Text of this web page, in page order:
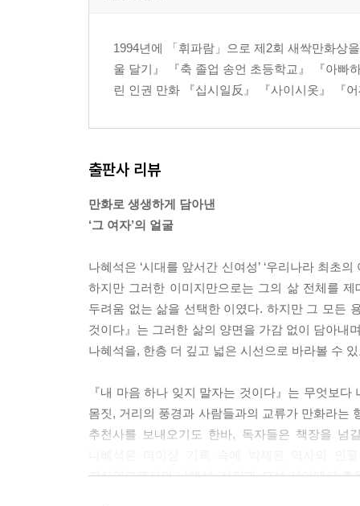
1994년에 「휘파람」으로 제2회 새싹만화상
울 달기』 『축 졸업 송언 초등학교』 『아빠
린 인권 만화 『십시일反』 『사이시옷』 『
출판사 리뷰
만화로 생생하게 담아낸
‘그 여자’의 얼굴
나혜석은 ‘시대를 앞서간 신여성’ ‘우리나라 최초
하지만 그러한 이미지만으로는 그의 삶 전체를
두려움 없는 삶을 선택한 이였다. 하지만 그 모든
것이다』는 그러한 삶의 양면을 가감 없이 담아내
나혜석을, 한층 더 깊고 넓은 시선으로 바라볼 수
『내 마음 하나 잊지 말자는 것이다』는 무엇보
몸짓, 거리의 풍경과 사람들과의 교류가 만화라는
추천사를 보내오기도 한바, 독자들은 책장을
지식인으로서의 나혜석, 사랑과 모성 사이에서